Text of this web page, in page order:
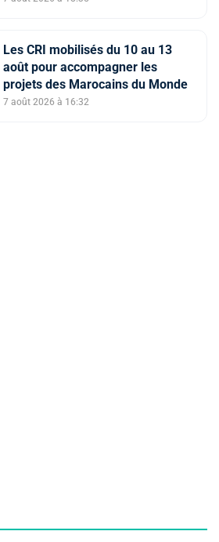
Les CRI mobilisés du 10 au 13
août pour accompagner les
projets des Marocains du Monde
7 août 2026 à 16:32